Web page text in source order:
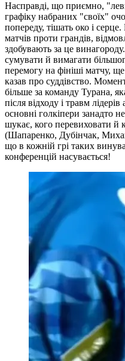
Насправді, що приємно,
графіку набраних "своїх"
попереду, тішать око і
матчів проти грандів,
здобувають за це
сумувати й вимагати
перемогу на фініші матчу,
казав про суддівство.
більше за команду Турана,
після відходу і травм
основні голкіпери занадто
шукає, кого перевиховати й
(Шапаренко, Дубінчак,
що в кожній грі таких
конференцій насувається!